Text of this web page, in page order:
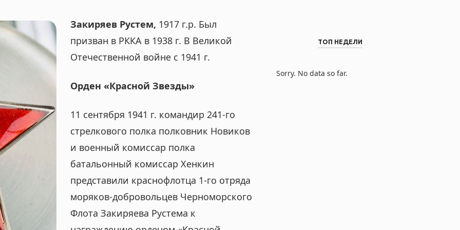
Закиряев Рустем, 1917 г.р. Был
призван в РККА в 1938 г. В Великой
Отечественной войне с 1941 г.
Орден «Красной Звезды»
11 сентября 1941 г. командир 241-го
стрелкового полка полковник Новиков
и военный комиссар полка
батальонный комиссар Хенкин
представили краснофлотца 1-го отряда
моряков-добровольцев Черноморского
Флота Закиряева Рустема к
ТОП НЕДЕЛИ
Sorry. No data so far.